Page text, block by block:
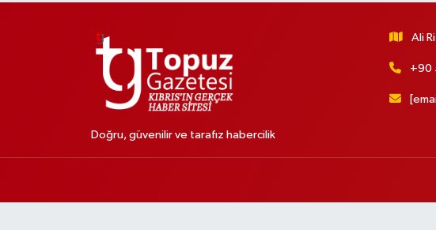
Doğru, güvenilir ve tarafız habercilik
Ali
+90